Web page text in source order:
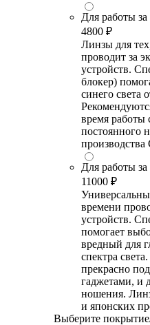
Для работы
4800 ₽
Линзы для
проводит за
устройств.
блокер)
синего света
время работы
постоянного
производства
Для работы
11000 ₽
времени
устройств.
помогает
вредный для
спектра
прекрасно
гаджетами, и
ношения.
и японских
Выберите